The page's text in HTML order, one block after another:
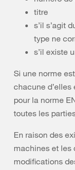
titre
s’il s’agit
type ne
s’il existe
Si une norme
chacune d’elles
pour la norme
toutes les
En raison des
machines et les
modifications